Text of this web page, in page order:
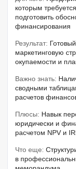
которым
подготовить
финансирования
Результат:
маркетинговую
окупаемости и
Важно знать:
сводными
расчетов
Плюсы: Навык
юридически и
расчетом NPV и
Что еще:
в